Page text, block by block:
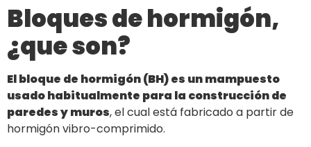
Bloques de hormigón,
¿que son?
El bloque de hormigón (BH) es un mampuesto
usado habitualmente para la construcción de
paredes y muros, el cual está fabricado a partir de
hormigón vibro-comprimido.